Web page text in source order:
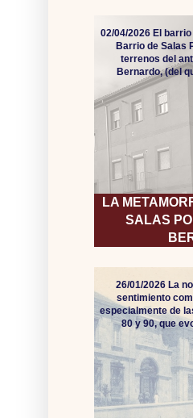
LA
SALAS
02/04/2026 El
Barrio de Salas
terrenos del
Bernardo, (del
26/01/2026 La
sentimiento
especialmente de
80 y 90, que